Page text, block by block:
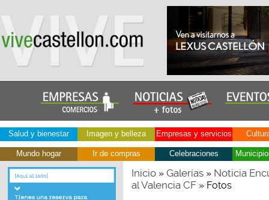
Salud y bienestar Imagen y belleza Empresas y servicios
Mundo hogar Ir de compras Celebraciones
Inicio» Galerías» Noticia
al Valencia CF» Fotos